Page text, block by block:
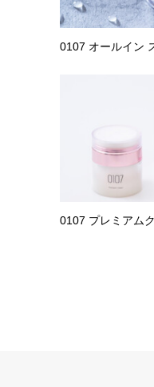
0107 オールイン
0107 プレミアム